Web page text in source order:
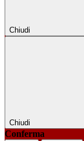
Chiudi
Chiudi
Conferma